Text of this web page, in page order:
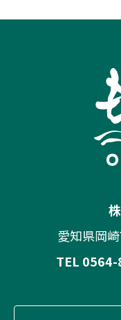
愛知県岡
TEL 0564-